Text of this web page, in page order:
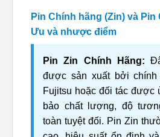
Pin Chính hãng (Zin) và Pin
Ưu và nhược điểm
Pin Zin Chính Hãng:
được sản xuất bởi chính
Fujitsu hoặc đối tác được
bảo chất lượng, độ
toàn tuyệt đối. Pin Zin